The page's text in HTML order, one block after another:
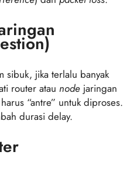
sibuk, jika terlalu banyak
router atau node jaringan
“antre” untuk diproses.
durasi delay.